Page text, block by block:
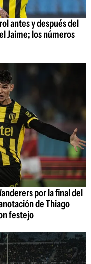
antes y después del
Jaime; los números
por la final del
de Thiago
festejo